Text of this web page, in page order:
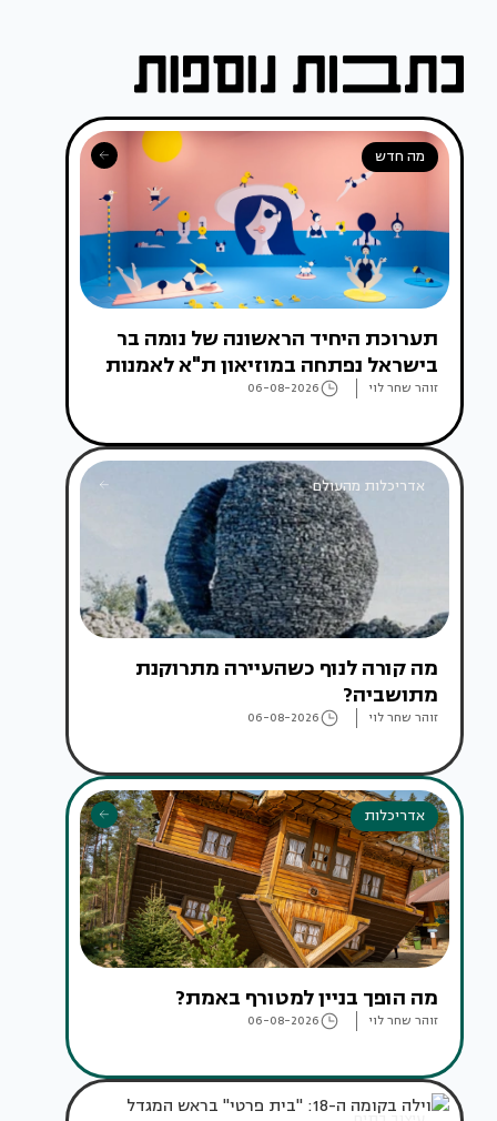
מה חדש
תערוכת היחיד הראשונה של נומה בר
בישראל נפתחה במוזיאון ת"א לאמנות
זוהר שחר לוי 06-08-2026
אדריכלות מהעולם
מה קורה לנוף כשהעיירה מתרוקנת
מתושביה?
זוהר שחר לוי 06-08-2026
אדריכלות
מה הופך בניין למטורף באמת?
זוהר שחר לוי 06-08-2026